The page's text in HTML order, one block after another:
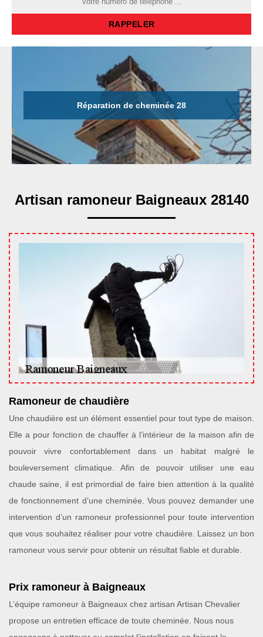
Réparation de cheminée 28
Artisan ramoneur Baigneaux 28140
Ramoneur de chaudière
Une chaudière est un élément essentiel pour tout type de maison.
Elle a pour fonction de chauffer à l’intérieur de la maison afin de
pouvoir vivre confortablement dans un habitat malgré le
bouleversement climatique. Afin de pouvoir utiliser une eau
chaude saine, il est primordial de faire bien attention à la qualité
de fonctionnement d’une cheminée. Vous pouvez demander une
intervention d’un ramoneur professionnel pour toute intervention
que vous souhaitez réaliser pour votre chaudière. Laissez un bon
ramoneur vous servir pour obtenir un résultat fiable et durable.
Prix ramoneur à Baigneaux
L’équipe ramoneur à Baigneaux chez artisan Artisan Chevalier
propose un entretien efficace de toute cheminée. Nous nous